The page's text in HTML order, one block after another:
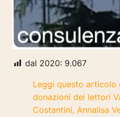
dal 2020: 9.067
Leggi questo articolo
donazioni dei lettori
Costantini, Annalisa